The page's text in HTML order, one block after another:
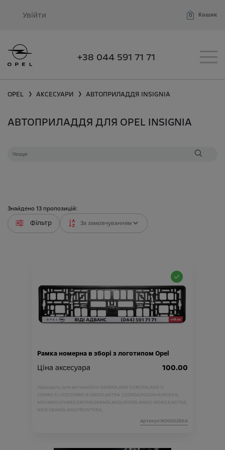
Увійти 0 Кошик
+38 044 591 71 71
OPEL ❯ АКСЕСУАРИ ❯ АВТОПРИЛАДДЯ INSIGNIA
АВТОПРИЛАДДЯ ДЛЯ OPEL INSIGNIA
Знайдено 13 пропозицій:
Фільтр
Рамка номерна в зборі з логотипом Opel
Ціна аксесуара 100.00
Підходить для автомобіля : GRANDLAND X; CROSSLAND X;
COMBO E LIFE; COMBO E CARGO; ASTRA J; CORSA; INSIGNIA; MOKKA;
MOVANO; VIVARO; ZAFIRA; GRANDLAND; CROSSLAND; E-MOKKA; ASTRA;
NEW GRANDLAND; FRONTERA;
Артикул:N00002664